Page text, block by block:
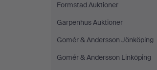
Formstad Auktioner
Garpenhus Auktioner
Gomér & Andersson Jönköping
Gomér & Andersson Linköping